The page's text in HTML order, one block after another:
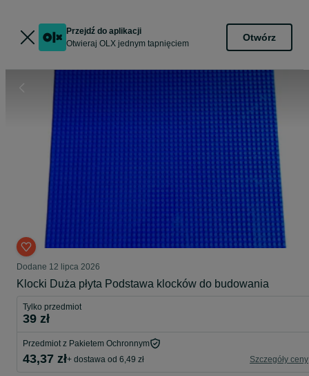
Przejdź do aplikacji
Otwieraj OLX jednym tapnięciem
Otwórz
Dodane 12 lipca 2026
Klocki Duża płyta Podstawa klocków do budowania
Tylko przedmiot
39 zł
Przedmiot z Pakietem Ochronnym
43,37 zł+ dostawa od 6,49 zł Szczegóły ceny